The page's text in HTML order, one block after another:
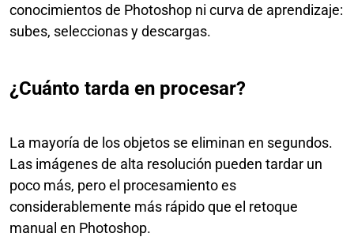
conocimientos de Photoshop ni curva de aprendizaje:
subes, seleccionas y descargas.
¿Cuánto tarda en procesar?
La mayoría de los objetos se eliminan en segundos.
Las imágenes de alta resolución pueden tardar un
poco más, pero el procesamiento es
considerablemente más rápido que el retoque
manual en Photoshop.